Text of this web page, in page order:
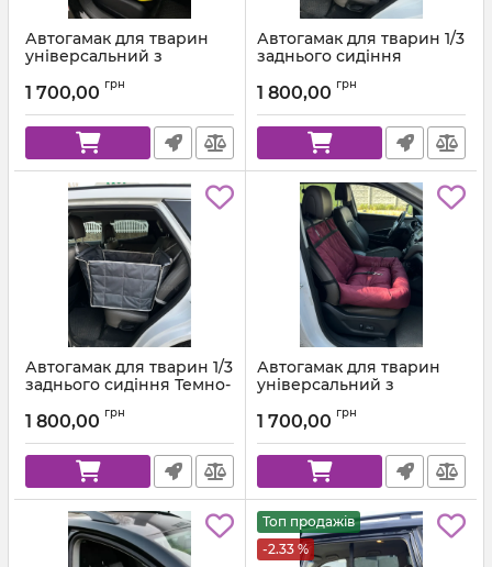
Автогамак для тварин
універсальний з
312 + Жовта стропа
1 700,00 грн
Автогамак для тварин 1/3
заднього сидіння
1 800,00 грн
Автогамак для тварин 1/3
заднього сидіння Темно-
стропа
1 800,00 грн
Автогамак для тварин
універсальний з
Чорна стропа
1 700,00 грн
Топ продажів
-2.33 %